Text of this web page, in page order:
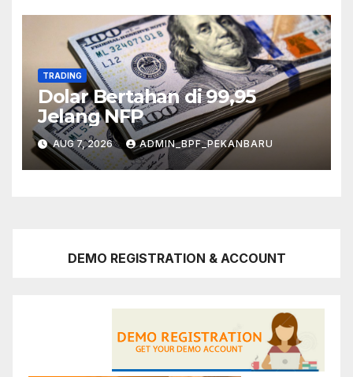
TRADING
Dolar Bertahan di 99,95
Jelang NFP
AUG 7, 2026 ADMIN_BPF_PEKANBARU
DEMO REGISTRATION & ACCOUNT